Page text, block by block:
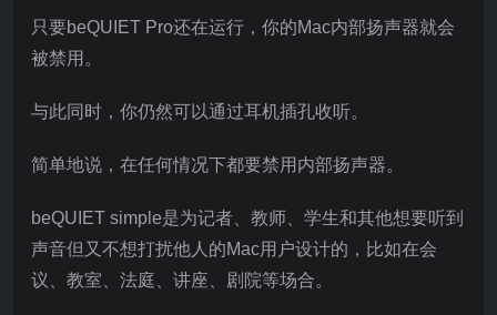
只要beQUIET Pro还在运行，你的Mac内部扬声器就会
被禁用。
与此同时，你仍然可以通过耳机插孔收听。
简单地说，在任何情况下都要禁用内部扬声器。
beQUIET simple是为记者、教师、学生和其他想要听到
声音但又不想打扰他人的Mac用户设计的，比如在会
议、教室、法庭、讲座、剧院等场合。